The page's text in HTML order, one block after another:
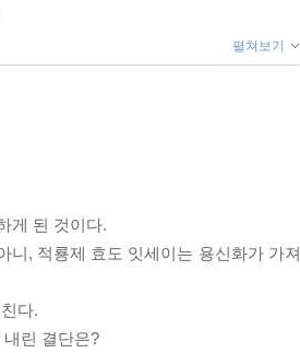
펼쳐보기
게 된 것이다.
니, 적룡제 효도 잇세이는 용신화가 가져
다.
린 결단은?